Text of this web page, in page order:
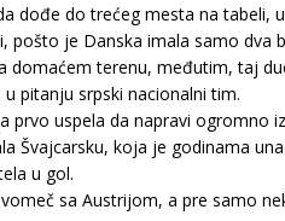
dođe do trećeg mesta na tabeli,
je Danska imala samo dva
domaćem terenu, međutim, taj
pitanju srpski nacionalni tim.
uspela da napravi ogromno
Švajcarsku, koja je godinama
u gol.
sa Austrijom, a pre samo